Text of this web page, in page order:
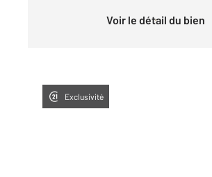
Voir le détail du bien
Exclusivité